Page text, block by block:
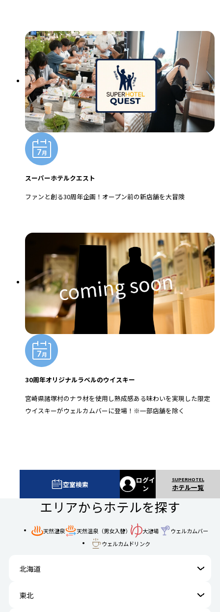
スーパーホテルクエスト
ファンと創る30周年企画！オープン前の新店舗を大冒険
30周年オリジナルラベルのウイスキー
宮崎県諸塚村のナラ材を使用し熟成感ある味わいを実現した限定
ウイスキーがウェルカムバーに登場！※一部店舗を除く
空室検索
ログイ
ン
ホテル一覧
エリアからホテルを探す
天然温泉 天然温泉（男女入替） 大浴場
ウェルカムバー
ウェルカムドリンク
北海道
東北